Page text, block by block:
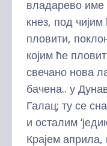
владарево
кнез, под
пловити,
којим ће
свечано нова
бачена.. у
Галац; ту се
и осталим
Крајем априла,